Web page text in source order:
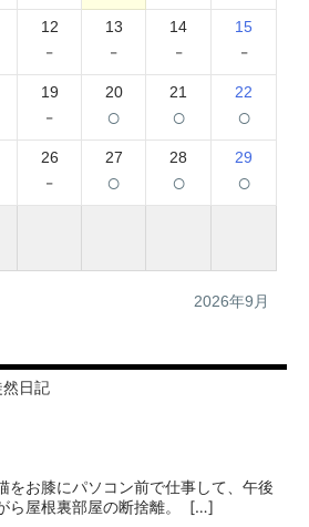
12
-
13
-
14
-
15
-
19
-
20
○
21
○
22
○
26
-
27
○
28
○
29
○
2026年9月
日記
をお膝にパソコン前で仕事して、午後
ら屋根裏部屋の断捨離。⁡ ⁡ […]